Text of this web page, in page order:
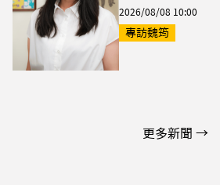
2026/08/08 10:00
專訪魏筠
更多新聞 →